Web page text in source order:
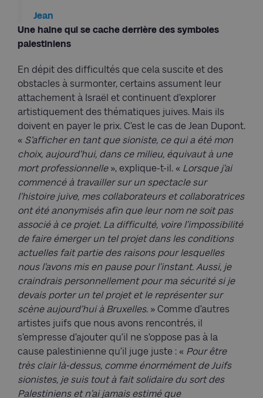
Jean
Une haine qui se cache derrière des symboles
palestiniens
En dépit des difficultés que cela suscite et des
obstacles à surmonter, certains assument leur
attachement à Israël et continuent d’explorer
artistiquement des thématiques juives. Mais ils
doivent en payer le prix. C’est le cas de Jean Dupont.
« S’afficher en tant que sioniste, ce qui a été mon
choix, aujourd’hui, dans ce milieu, équivaut à une
mort professionnelle», explique-t-il. « Lorsque j’ai
commencé à travailler sur un spectacle sur
l’histoire juive, mes collaborateurs et collaboratrices
ont été anonymisés afin que leur nom ne soit pas
associé à ce projet. La difficulté, voire l’impossibilité
de faire émerger un tel projet dans les conditions
actuelles fait partie des raisons pour lesquelles
nous l’avons mis en pause pour l’instant. Aussi, je
craindrais personnellement pour ma sécurité si je
devais porter un tel projet et le représenter sur
scène aujourd’hui à Bruxelles. » Comme d’autres
artistes juifs que nous avons rencontrés, il
s’empresse d’ajouter qu’il ne s’oppose pas à la
cause palestinienne qu’il juge juste : « Pour être
très clair là-dessus, comme énormément de Juifs
sionistes, je suis tout à fait solidaire du sort des
Palestiniens et n’ai jamais estimé que